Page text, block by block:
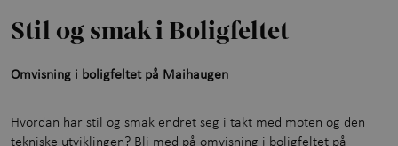
Friluftsmuseet
+
Utstillinger
Stil og smak i Boligfeltet
Omvisning i boligfeltet på Maihaugen
Hvordan har stil og smak endret seg i takt med moten og den
tekniske utviklingen? Bli med på omvisning i boligfeltet på